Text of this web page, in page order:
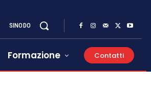
SINODO
Formazione Contatti